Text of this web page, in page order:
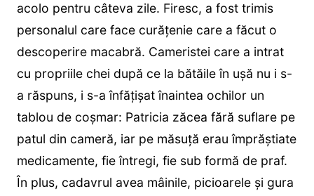
acolo pentru câteva zile. Firesc, a fost trimis
personalul care face curățenie care a făcut o
descoperire macabră. Cameristei care a intrat
cu propriile chei după ce la bătăile în ușă nu i s-
a răspuns, i s-a înfățișat înaintea ochilor un
tablou de coșmar: Patricia zăcea fără suflare pe
patul din cameră, iar pe măsuță erau împrăștiate
medicamente, fie întregi, fie sub formă de praf.
În plus, cadavrul avea mâinile, picioarele și gura